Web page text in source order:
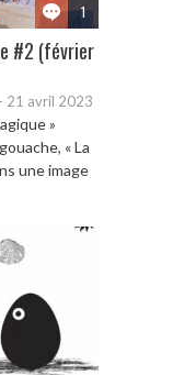
1
#2 (février
- 21 avril 2023
»
« La
une image